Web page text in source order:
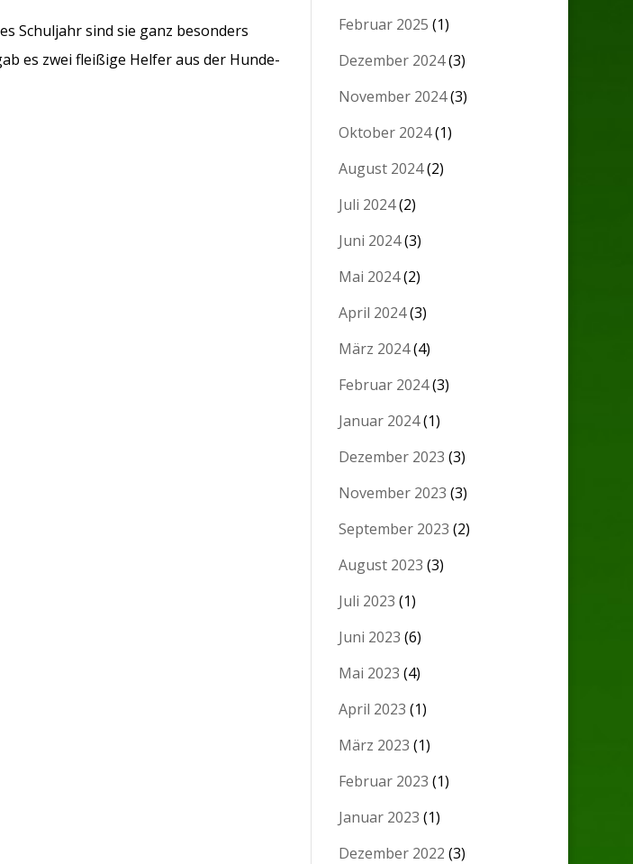
Schuljahr sind sie ganz besonders
es zwei fleißige Helfer aus der Hunde-
Februar 2025 (1)
Dezember 2024(3)
November 2024(3)
Oktober 2024(1)
August 2024(2)
Juli 2024(2)
Juni 2024(3)
Mai 2024(2)
April 2024(3)
März 2024(4)
Februar 2024(3)
Januar 2024(1)
Dezember 2023 (3)
November 2023 (3)
September 2023 (2)
August 2023 (3)
Juli 2023 (1)
Juni 2023 (6)
Mai 2023 (4)
April 2023 (1)
März 2023 (1)
Februar 2023 (1)
Januar 2023 (1)
Dezember 2022 (3)